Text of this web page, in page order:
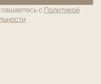
с Политикой